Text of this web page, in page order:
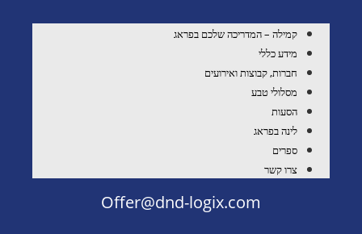
קמילה – המדריכה שלכם בפראג
מידע כללי
חברות, קבוצות ואירועים
מסלולי טבע
הסעות
לינה בפראג
ספרים
צרו קשר
Offer@dnd-logix.com